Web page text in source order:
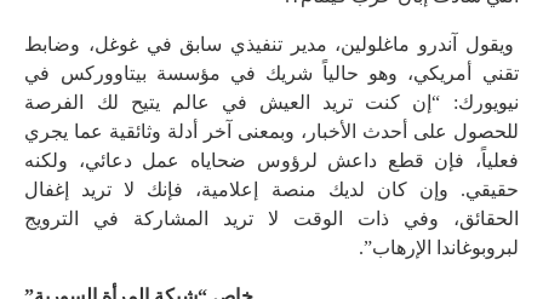
ويقول آندرو ماغلولين، مدير تنفيذي سابق في غوغل، وضابط
تقني أمريكي، وهو حالياً شريك في مؤسسة بيتاووركس في
نيويورك: “إن كنت تريد العيش في عالم يتيح لك الفرصة
للحصول على أحدث الأخبار، وبمعنى آخر أدلة وثائقية عما يجري
فعلياً، فإن قطع داعش لرؤوس ضحاياه عمل دعائي، ولكنه
حقيقي. وإن كان لديك منصة إعلامية، فإنك لا تريد إغفال
الحقائق، وفي ذات الوقت لا تريد المشاركة في الترويج
لبروبوغاندا الإرهاب”.